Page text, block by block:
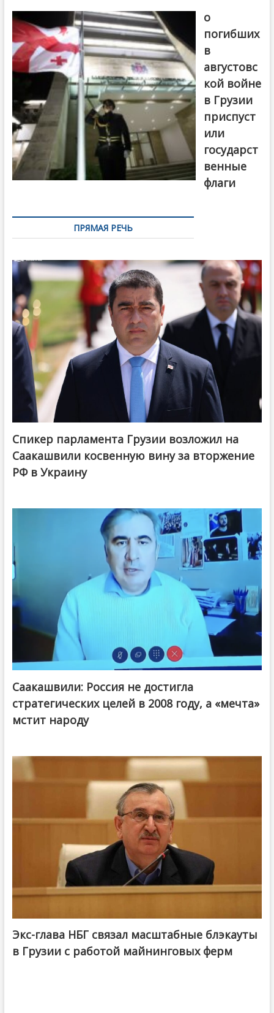
о
погибших
в
августовс
кой войне
в Грузии
приспуст
или
государст
венные
флаги
ПРЯМАЯ РЕЧЬ
Спикер парламента Грузии возложил на
Саакашвили косвенную вину за вторжение
РФ в Украину
Саакашвили: Россия не достигла
стратегических целей в 2008 году, а «мечта»
мстит народу
Экс-глава НБГ связал масштабные блэкауты
в Грузии с работой майнинговых ферм